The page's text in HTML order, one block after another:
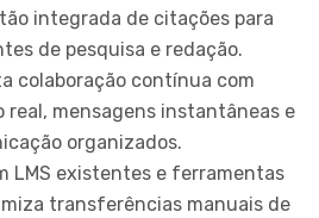
integrada de citações para
de pesquisa e redação.
colaboração contínua com
real, mensagens instantâneas e
organizados.
LMS existentes e ferramentas
transferências manuais de